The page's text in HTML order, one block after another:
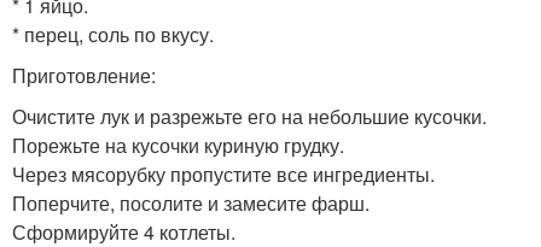
* перец, соль по вкусу.
Приготовление:
Очистите лук и разрежьте его на небольшие кусочки.
Порежьте на кусочки куриную грудку.
Через мясорубку пропустите все ингредиенты.
Поперчите, посолите и замесите фарш.
Сформируйте 4 котлеты.